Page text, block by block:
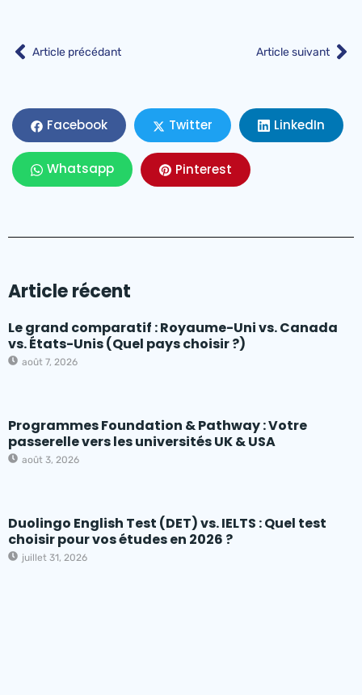
Article précédant Article suivant
Facebook Twitter LinkedIn
Whatsapp Pinterest
Article récent
Le grand comparatif : Royaume-Uni vs. Canada
vs. États-Unis (Quel pays choisir ?)
août 7, 2026
Programmes Foundation & Pathway : Votre
passerelle vers les universités UK & USA
août 3, 2026
Duolingo English Test (DET) vs. IELTS : Quel test
choisir pour vos études en 2026 ?
juillet 31, 2026